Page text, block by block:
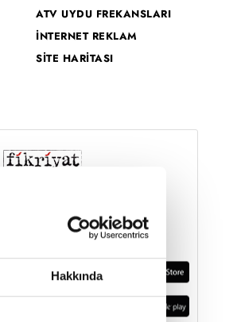
Hakkında
ATV UYDU FREKANSLARI
İNTERNET REKLAM
SİTE HARİTASI